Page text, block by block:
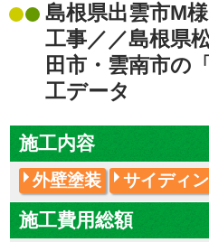
島根県出雲市M
工事／／島根県
田市・雲南市
工データ
施工内容
外壁塗装 サイディ
施工費用総額